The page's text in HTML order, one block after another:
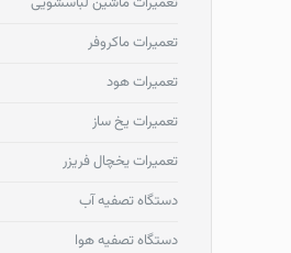
تعمیرات ماکروفر
تعمیرات هود
تعمیرات یخ ساز
تعمیرات یخچال فریزر
دستگاه تصفیه آب
دستگاه تصفیه هوا